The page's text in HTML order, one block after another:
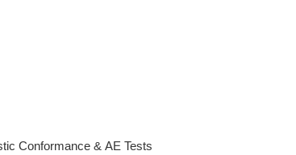
Conformance & AE Tests